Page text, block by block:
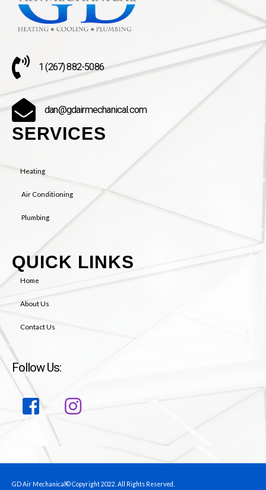
1 (267) 882-5086
dan@gdairmechanical.com
SERVICES
Heating
Air Conditioning
Plumbing
QUICK LINKS
Home
About Us
Contact Us
Follow Us:
GD Air Mechanical© Copyright 2022. All Rights Reserved.